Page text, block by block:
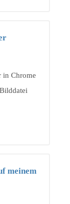
in Chrome
meinem